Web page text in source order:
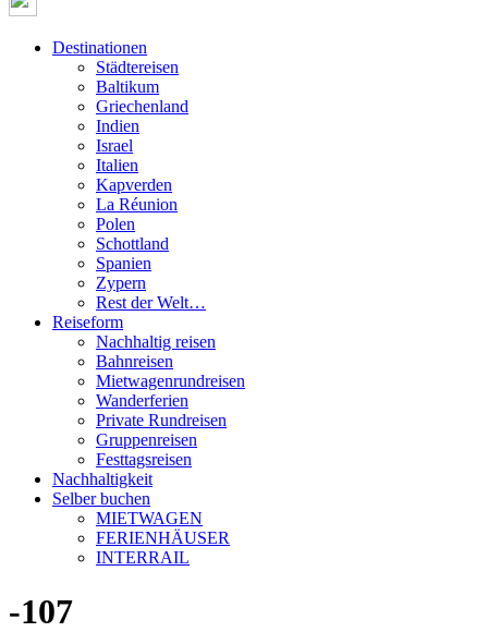
Destinationen
Städtereisen
Baltikum
Griechenland
Indien
Israel
Italien
Kapverden
La Réunion
Polen
Schottland
Spanien
Zypern
Rest der Welt…
Reiseform
Nachhaltig reisen
Bahnreisen
Mietwagenrundreisen
Wanderferien
Private Rundreisen
Gruppenreisen
Festtagsreisen
Nachhaltigkeit
Selber buchen
MIETWAGEN
FERIENHÄUSER
INTERRAIL
-107